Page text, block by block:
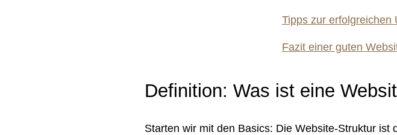
Tipps zur erfolgreichen
Faziteiner guten
Definition: Was ist eine
Starten wir mit den Basics: Die Website-Struktur